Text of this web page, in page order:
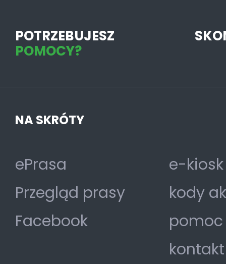
POTRZEBUJESZ
POMOCY?
NA SKRÓTY
ePrasa
Przegląd prasy
Facebook
e-
kody
pomoc
kontakt